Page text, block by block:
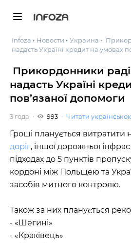
INFOZA
Infoza Новости Украина
надасть Україні кредит на умовах
Прикордонники
надасть Україні
пов’язаної допомоги
3 года 993 Читати
Гроші планується витратити
доріг, іншої дорожньої
підходах до 5 пунктів
кордоні між Польщею та
засобів митного контролю.
Також за них планується
- «Шегині»
- «Краківець»